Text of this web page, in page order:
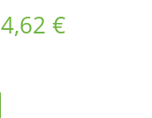
4,62 €